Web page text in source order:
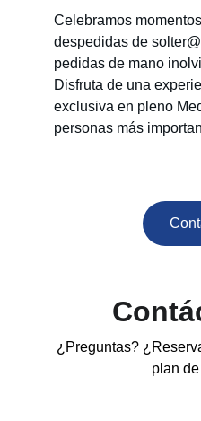
Celebramos
despedidas de
pedidas de mano
Disfruta de una
exclusiva en pleno
personas más
¿Preguntas?
plan